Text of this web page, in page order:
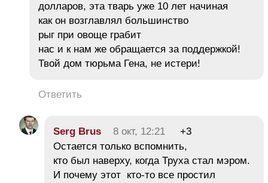
долларов, эта тварь уже 10 лет начиная
как он возглавлял большинство
рыг при овоще грабит
нас и к нам же обращается за поддержкой!
Твой дом тюрьма Гена, не истери!
Ответить
Serg Brus 8 окт, 12:21
+3
Остается только вспомнить,
кто был наверху, когда Труха стал мэром.
И почему этот кто-то все простил